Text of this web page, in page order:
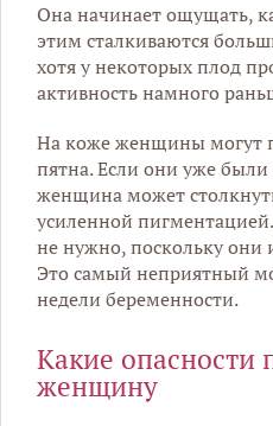
Она начинает ощущать,
этим сталкиваются
хотя у некоторых плод
активность намного
На коже женщины могут
пятна. Если они уже
женщина может
усиленной
не нужно, поскольку они
Это самый неприятный
недели беременности.
Какие опасности
женщину